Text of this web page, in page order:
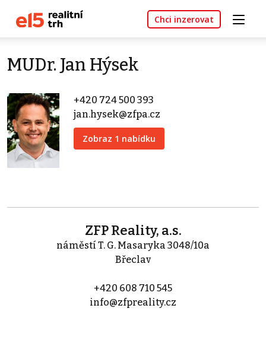
Chci inzerovat
MUDr. Jan Hýsek
+420 724 500 393
jan.hysek@zfpa.cz
Zobraz 1 nabídku
ZFP Reality, a.s.
náměstí T. G. Masaryka 3048/10a
Břeclav
+420 608 710 545
info@zfpreality.cz